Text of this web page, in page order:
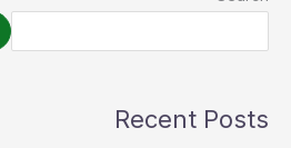
Recent Posts